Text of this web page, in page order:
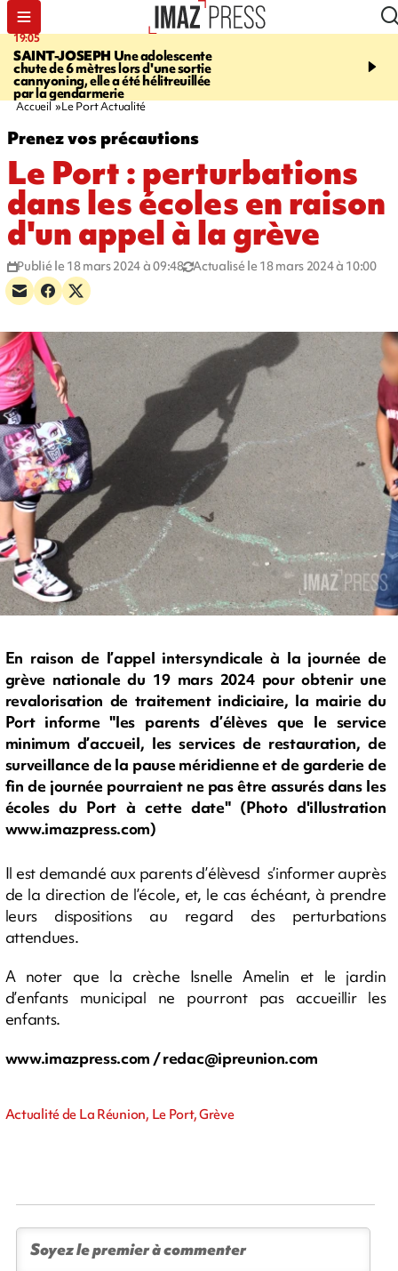
19:05
SAINT-JOSEPH Une adolescente
chute de 6 mètres lors d'une sortie
cannyoning, elle a été hélitreuillée
par la gendarmerie
20:44
rouée de coups,
Accueil Le Port Actualité
Prenez vos précautions
Le Port : perturbations
dans les écoles en raison
d'un appel à la grève
Publié le 18 mars 2024 à 09:48 Actualisé le 18 mars 2024 à 10:00
En raison de l’appel intersyndicale à la journée de
grève nationale du 19 mars 2024 pour obtenir une
revalorisation de traitement indiciaire, la mairie du
Port informe "les parents d’élèves que le service
minimum d’accueil, les services de restauration, de
surveillance de la pause méridienne et de garderie de
fin de journée pourraient ne pas être assurés dans les
écoles du Port à cette date" (Photo d'illustration
www.imazpress.com)
Il est demandé aux parents d’élèvesd s’informer auprès
de la direction de l’école, et, le cas échéant, à prendre
leurs dispositions au regard des perturbations
attendues.
A noter que la crèche Isnelle Amelin et le jardin
d’enfants municipal ne pourront pas accueillir les
enfants.
www.imazpress.com /redac@ipreunion.com
Actualité de La Réunion, Le Port, Grève